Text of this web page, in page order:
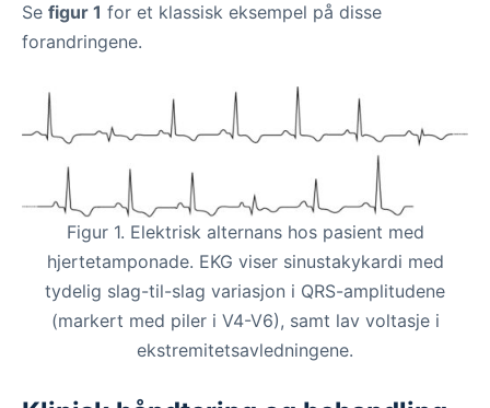
Se figur 1 for et klassisk eksempel på disse
forandringene.
Figur 1. Elektrisk alternans hos pasient med
hjertetamponade. EKG viser sinustakykardi med
tydelig slag-til-slag variasjon i QRS-amplitudene
(markert med piler i V4-V6), samt lav voltasje i
ekstremitetsavledningene.